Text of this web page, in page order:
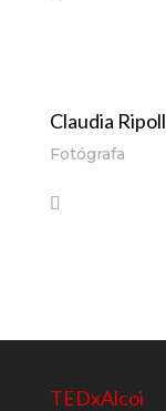
Claudia Ripoll
Fotógrafa
TEDxAlcoi